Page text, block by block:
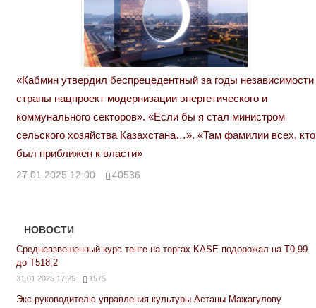
«Кабмин утвердил беспрецедентный за годы независимости
страны нацпроект модернизации энергетического и
коммунального секторов». «Если бы я стал министром
сельского хозяйства Казахстана…». «Там фамилии всех, кто
был приближен к власти»
27.01.2025 12:00 40536
НОВОСТИ
Средневзвешенный курс тенге на торгах KASE подорожал на Т0,99
до Т518,2
31.01.2025 17:25 1575
Экс-руководителю управления культуры Астаны Мажагулову